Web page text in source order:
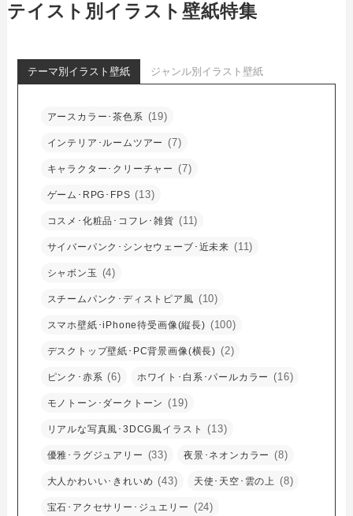
テイスト別イラスト壁紙特集
テーマ別イラスト壁紙 ジャンル別イラスト壁紙
アースカラー･茶色系 (19)
インテリア･ルームツアー (7)
キャラクター･クリーチャー (7)
ゲーム･RPG･FPS (13)
コスメ･化粧品･コフレ･雑貨 (11)
サイバーパンク･シンセウェーブ･近未来 (11)
シャボン玉 (4)
スチームパンク･ディストピア風 (10)
スマホ壁紙･iPhone待受画像(縦長) (100)
デスクトップ壁紙･PC背景画像(横長) (2)
ピンク･赤系 (6) ホワイト･白系･パールカラー (16)
モノトーン･ダークトーン (19)
リアルな写真風･3DCG風イラスト (13)
優雅･ラグジュアリー (33) 夜景･ネオンカラー (8)
大人かわいい･きれいめ (43) 天使･天空･雲の上 (8)
宝石･アクセサリー･ジュエリー (24)